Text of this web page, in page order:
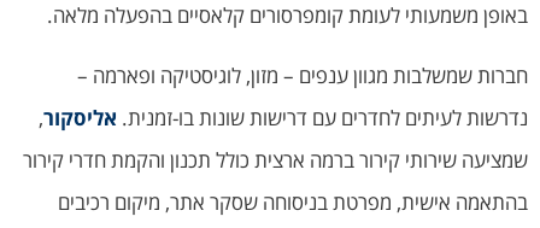
באופן משמעותי לעומת קומפרסורים קלאסיים בהפעלה מלאה.
חברות שמשלבות מגוון ענפים – מזון, לוגיסטיקה ופארמה –
נדרשות לעיתים לחדרים עם דרישות שונות בו-זמנית. אליסקור,
שמציעה שירותי קירור ברמה ארצית כולל תכנון והקמת חדרי קירור
בהתאמה אישית, מפרטת בניסוחה שסקר אתר, מיקום רכיבים